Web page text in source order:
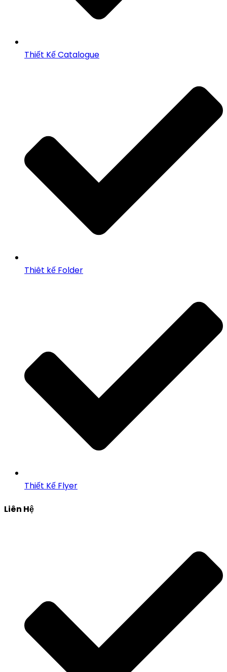
Thiết Kế Catalogue
Thiêt kế Folder
Thiết Kế Flyer
Liên Hệ